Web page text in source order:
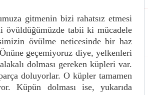
gitmenin bizi rahatsız etmesi
övüldüğümüzde tabii ki mücadele
övülme neticesinde bir haz
geçemiyoruz diye, yelkenleri
dolması gereken küpleri var.
doluyorlar. O küpler tamamen
Küpün dolması ise, yukarıda